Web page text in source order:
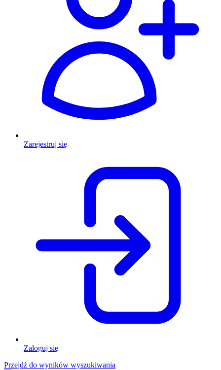
Zarejestruj się
Zaloguj się
Przejdź do wyników wyszukiwania